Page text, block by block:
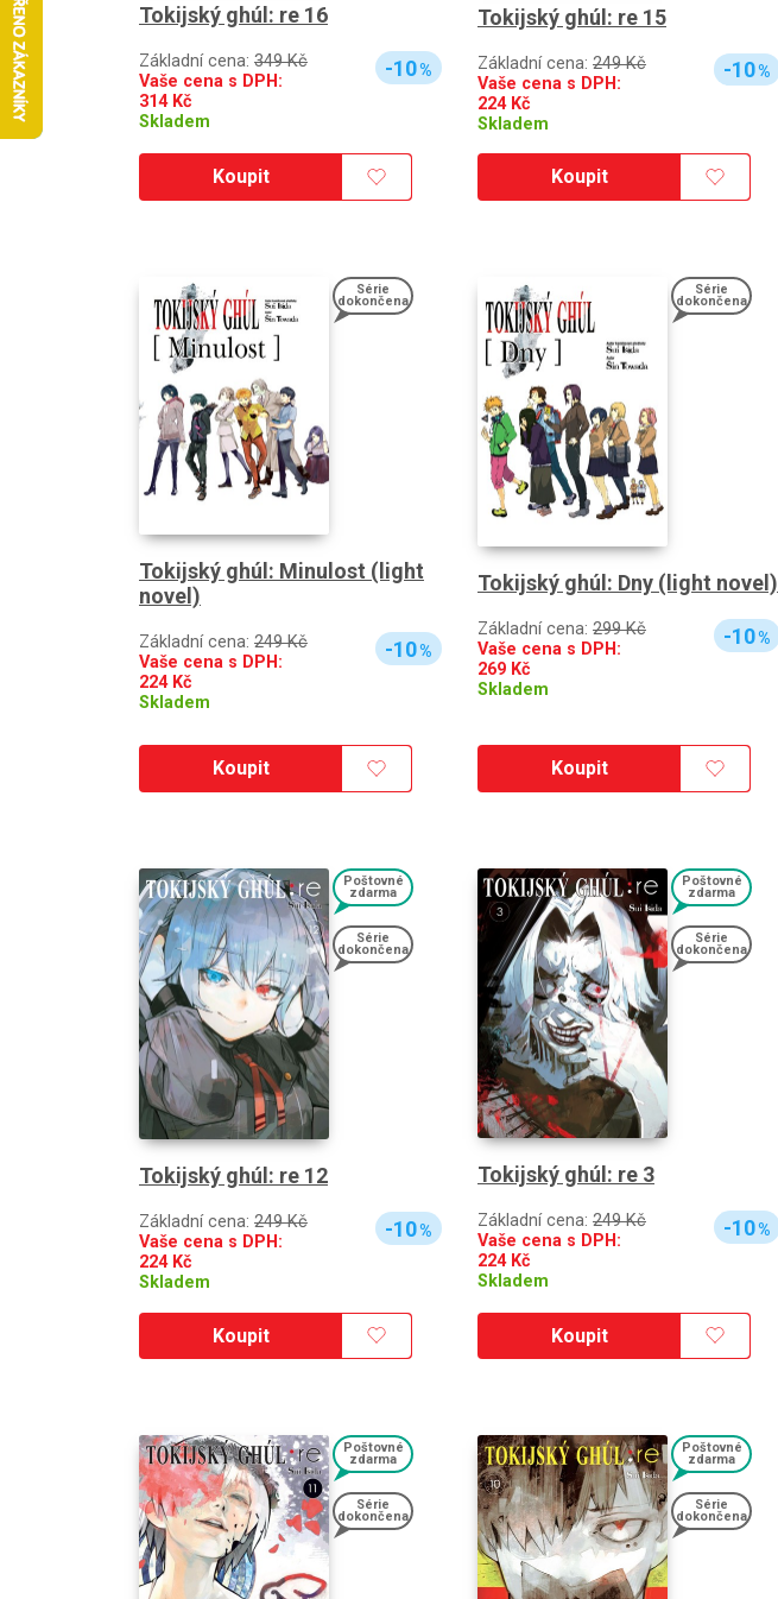
Tokijský ghúl: re 16
Základní cena: 349 Kč
Vaše cena s DPH:
314Kč
Skladem
-10%
Koupit
Tokijský ghúl: re 15
Základní cena: 249 Kč
Vaše cena s DPH:
224Kč
Skladem
-10%
Koupit
Série
dokončena
Tokijský ghúl: Minulost (light
novel)
Základní cena: 249 Kč
Vaše cena s DPH:
224Kč
Skladem
-10%
Koupit
Série
dokončena
Tokijský ghúl: Dny (light novel)
Základní cena: 299 Kč
Vaše cena s DPH:
269 Kč
Skladem
-10%
Koupit
Poštovné
zdarma
Série
dokončena
Tokijský ghúl: re 12
Základní cena: 249 Kč
Vaše cena s DPH:
224Kč
Skladem
-10%
Koupit
Poštovné
zdarma
Série
dokončena
Tokijský ghúl: re 3
Základní cena: 249 Kč
Vaše cena s DPH:
224Kč
Skladem
-10%
Koupit
Poštovné
zdarma
Série
dokončena
Poštovné
zdarma
Série
dokončena